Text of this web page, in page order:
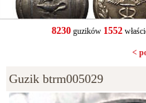
8230guzików 1552
<
Guzik btrm005029